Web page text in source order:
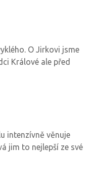
O Jirkovi jsme
Králové ale před
intenzívně věnuje
jim to nejlepší ze své